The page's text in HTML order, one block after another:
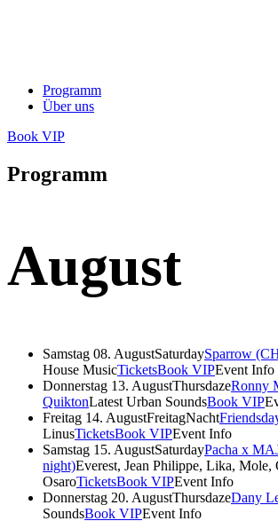
Programm
Über uns
Book VIP
Programm
August
Samstag 08. AugustSaturdaySparrow
House MusicTicketsBook VIPEvent Info
Donnerstag 13. AugustThursdazeRonny
QuiktonLatest Urban SoundsBook VIP
Freitag 14. AugustFreitagNacht
LinusTicketsBook VIPEvent Info
Samstag 15. AugustSaturdayPacha x
night)Everest, Jean Philippe, Lika, Mole,
OsaroTicketsBook VIPEvent Info
Donnerstag 20. AugustThursdazeDany
SoundsBook VIPEvent Info